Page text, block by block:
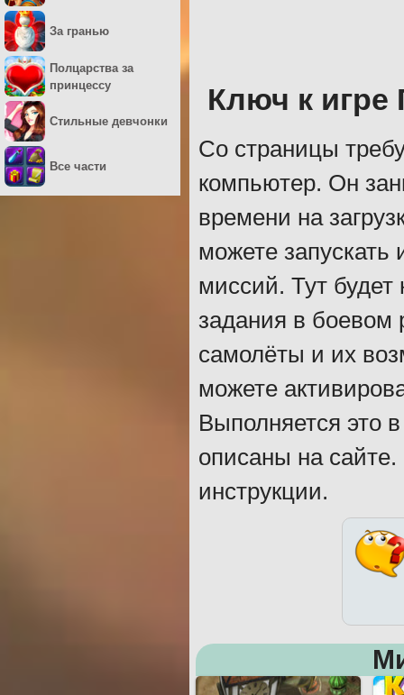
Ключ к игре
Со страницы
компьютер. Он
времени на
можете запускать
миссий. Тут будет
задания в боевом
самолёты и их
можете
Выполняется это
описаны на
инструкции.
За гранью
Полцарства за
принцессу
Стильные девчонки
Все части